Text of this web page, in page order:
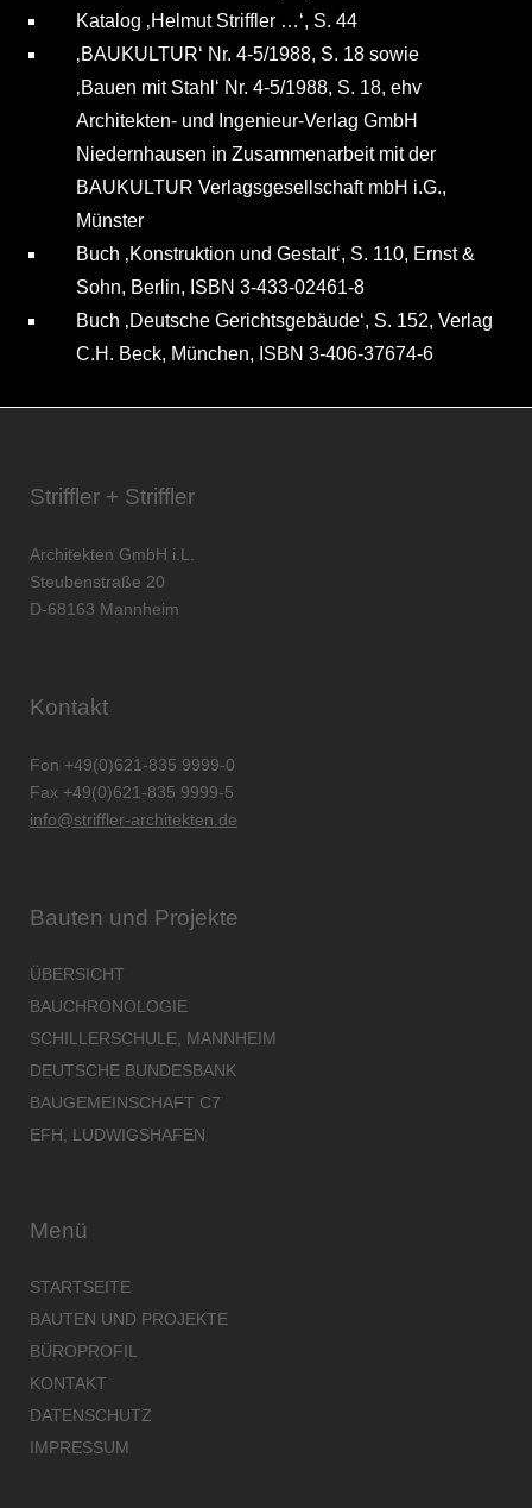
Katalog ‚Helmut Striffler …‘, S. 44
‚BAUKULTUR‘ Nr. 4-5/1988, S. 18 sowie
‚Bauen mit Stahl‘ Nr. 4-5/1988, S. 18, ehv
Architekten- und Ingenieur-Verlag GmbH
Niedernhausen in Zusammenarbeit mit der
BAUKULTUR Verlagsgesellschaft mbH i.G.,
Münster
Buch ‚Konstruktion und Gestalt‘, S. 110, Ernst &
Sohn, Berlin, ISBN 3-433-02461-8
Buch ‚Deutsche Gerichtsgebäude‘, S. 152, Verlag
C.H. Beck, München, ISBN 3-406-37674-6
Striffler + Striffler
Architekten GmbH i.L.
Steubenstraße 20
D-68163 Mannheim
Kontakt
Fon +49(0)621-835 9999-0
Fax +49(0)621-835 9999-5
info@striffler-architekten.de
Bauten und Projekte
ÜBERSICHT
BAUCHRONOLOGIE
SCHILLERSCHULE, MANNHEIM
DEUTSCHE BUNDESBANK
BAUGEMEINSCHAFT C7
EFH, LUDWIGSHAFEN
Menü
STARTSEITE
BAUTEN UND PROJEKTE
BÜROPROFIL
KONTAKT
DATENSCHUTZ
IMPRESSUM